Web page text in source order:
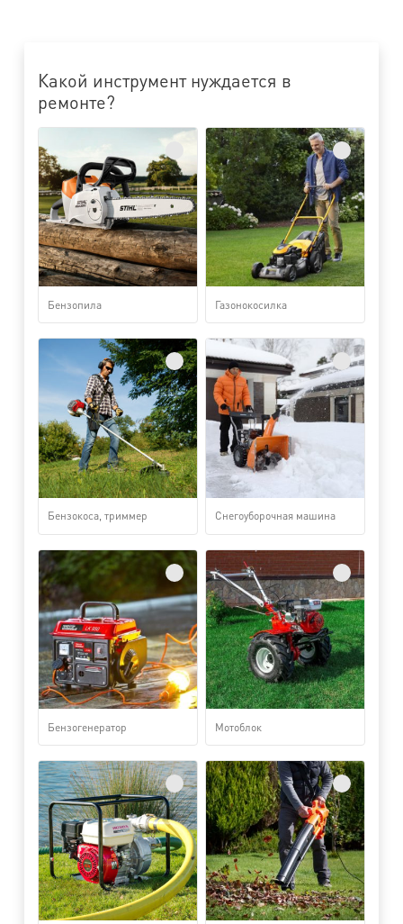
Какой инструмент нуждается в
ремонте?
Бензопила Газонокосилка
Бензокоса, триммер Снегоуборочная машина
Бензогенератор Мотоблок